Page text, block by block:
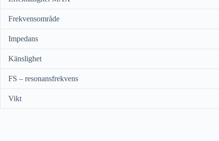
Frekvensområde
Impedans
Känslighet
FS – resonansfrekvens
Vikt